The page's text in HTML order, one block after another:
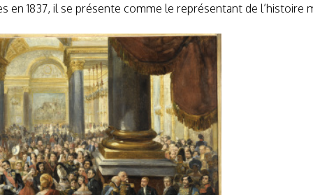
en 1837, il se présente comme le représentant de l’histoire